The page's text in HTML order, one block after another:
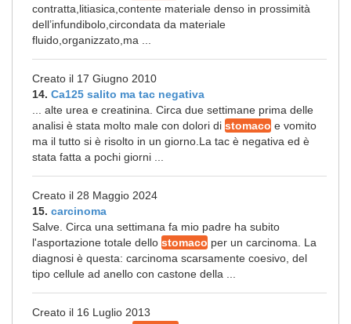
contratta,litiasica,contente materiale denso in prossimità
dell’infundibolo,circondata da materiale
fluido,organizzato,ma ...
Creato il 17 Giugno 2010
14. Ca125 salito ma tac negativa
... alte urea e creatinina. Circa due settimane prima delle
analisi è stata molto male con dolori di stomaco e vomito
ma il tutto si è risolto in un giorno.La tac è negativa ed è
stata fatta a pochi giorni ...
Creato il 28 Maggio 2024
15. carcinoma
Salve. Circa una settimana fa mio padre ha subito
l'asportazione totale dello stomaco per un carcinoma. La
diagnosi è questa: carcinoma scarsamente coesivo, del
tipo cellule ad anello con castone della ...
Creato il 16 Luglio 2013